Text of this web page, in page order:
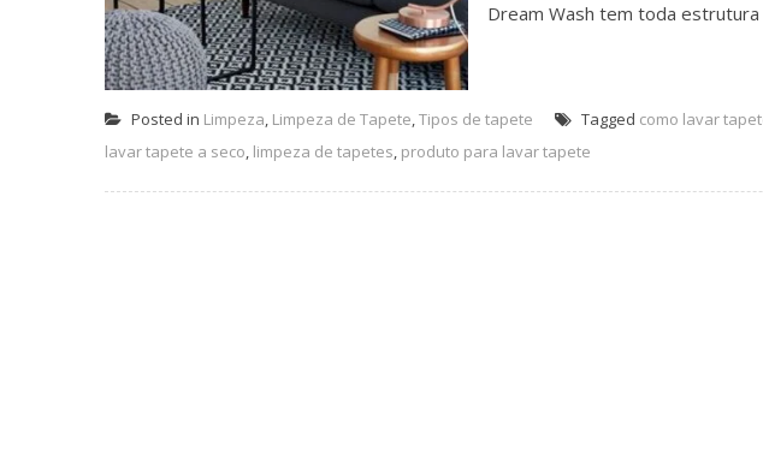
Dream Wash tem toda estrutura
Posted in Limpeza, Limpeza de Tapete,Tipos de tapete Tagged como lavar
lavar tapete a seco, limpeza de tapetes, produto para lavar tapete